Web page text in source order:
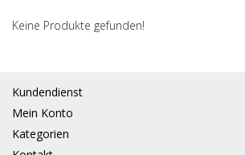
Keine Produkte gefunden!
Kundendienst
Mein Konto
Kategorien